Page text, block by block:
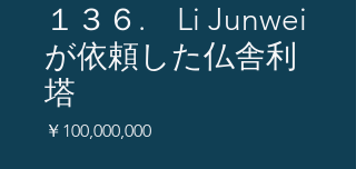
１３６. Li Junwei
が依頼した仏舎利
塔
￥100,000,000価